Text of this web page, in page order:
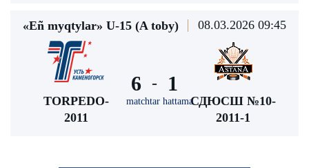
«Eñ myqtylar» U-15 (A toby) 08.03.2026 09:45
TORPEDO-
2011
6 -
matchtar hattama
1
СДЮСШ №10-
2011-1